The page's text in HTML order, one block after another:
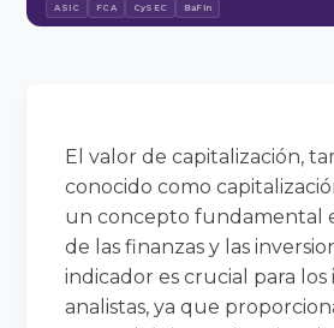
ASIC FCA CySEC BaFin
El valor de capitalización,
conocido como
un concepto fundamental
de las finanzas y las
indicador es crucial para los
analistas, ya que